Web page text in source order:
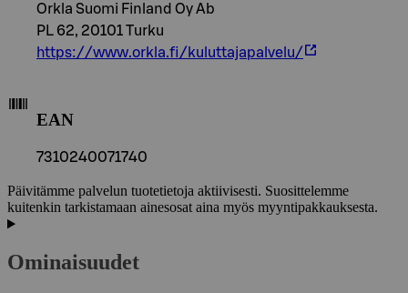
Orkla Suomi Finland Oy Ab
PL 62, 20101 Turku
https://www.orkla.fi/kuluttajapalvelu/
EAN
7310240071740
Päivitämme palvelun tuotetietoja aktiivisesti. Suosittelemme
kuitenkin tarkistamaan ainesosat aina myös myyntipakkauksesta.
Ominaisuudet